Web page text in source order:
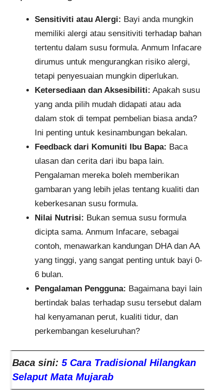
Sensitiviti atau Alergi: Bayi anda mungkin
memiliki alergi atau sensitiviti terhadap bahan
tertentu dalam susu formula. Anmum Infacare
dirumus untuk mengurangkan risiko alergi,
tetapi penyesuaian mungkin diperlukan.
Ketersediaan dan Aksesibiliti: Apakah susu
yang anda pilih mudah didapati atau ada
dalam stok di tempat pembelian biasa anda?
Ini penting untuk kesinambungan bekalan.
Feedback dari Komuniti Ibu Bapa: Baca
ulasan dan cerita dari ibu bapa lain.
Pengalaman mereka boleh memberikan
gambaran yang lebih jelas tentang kualiti dan
keberkesanan susu formula.
Nilai Nutrisi: Bukan semua susu formula
dicipta sama. Anmum Infacare, sebagai
contoh, menawarkan kandungan DHA dan AA
yang tinggi, yang sangat penting untuk bayi 0-
6 bulan.
Pengalaman Pengguna: Bagaimana bayi lain
bertindak balas terhadap susu tersebut dalam
hal kenyamanan perut, kualiti tidur, dan
perkembangan keseluruhan?
Baca sini: 5 Cara Tradisional Hilangkan
Selaput Mata Mujarab